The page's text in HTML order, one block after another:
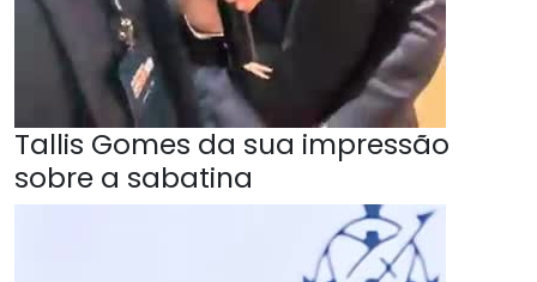
Tallis Gomes da sua impressão
sobre a sabatina